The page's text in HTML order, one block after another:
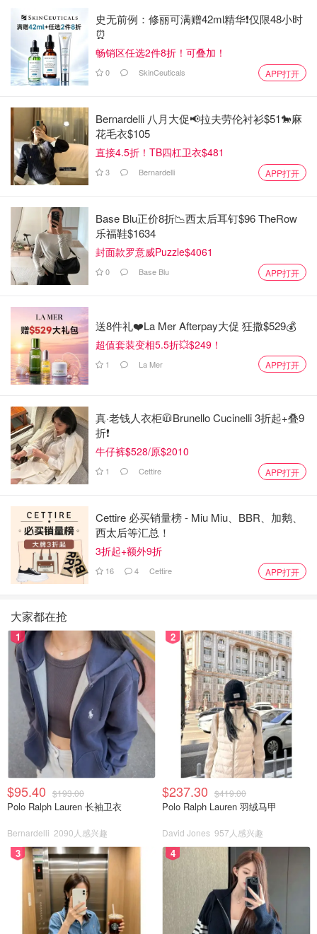
史无前例：修丽可满赠42ml精华❗️仅限48小时
⏰️
畅销区任选2件8折！可叠加！
0 SkinCeuticals APP打开
Bernardelli 八月大促📢拉夫劳伦衬衫$51🐎麻
花毛衣$105
直接4.5折！TB四杠卫衣$481
3 Bernardelli APP打开
Base Blu正价8折📉西太后耳钉$96 TheRow
乐福鞋$1634
封面款罗意威Puzzle$4061
0 Base Blu APP打开
送8件礼❤️La Mer Afterpay大促 狂撒$529💰
超值套装变相5.5折💥$249！
1 La Mer APP打开
真·老钱人衣柜🧥Brunello Cucinelli 3折起+叠9
折❗️
牛仔裤$528/原$2010
1 Cettire APP打开
Cettire 必买销量榜 - Miu Miu、BBR、加鹅、
西太后等汇总！
3折起+额外9折
16 4 Cettire APP打开
大家都在抢
1
$95.40 $193.00
Polo Ralph Lauren 长袖卫衣
Bernardelli 2090人感兴趣
2
$237.30 $419.00
Polo Ralph Lauren 羽绒马甲
David Jones 957人感兴趣
3 4